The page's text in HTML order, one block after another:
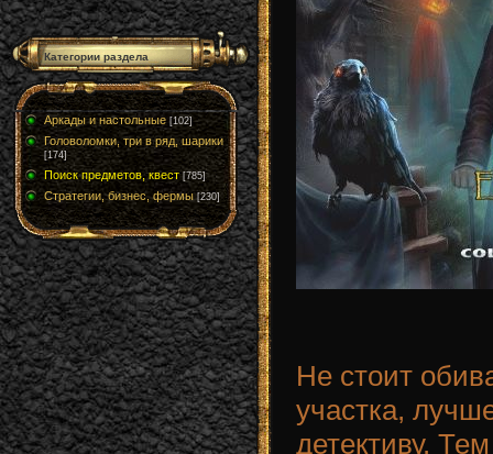
Категории раздела
Аркады и настольные [102]
Головоломки, три в ряд, шарики
[174]
Поиск предметов, квест [785]
Стратегии, бизнес, фермы [230]
Не стоит
участка,
детективу.